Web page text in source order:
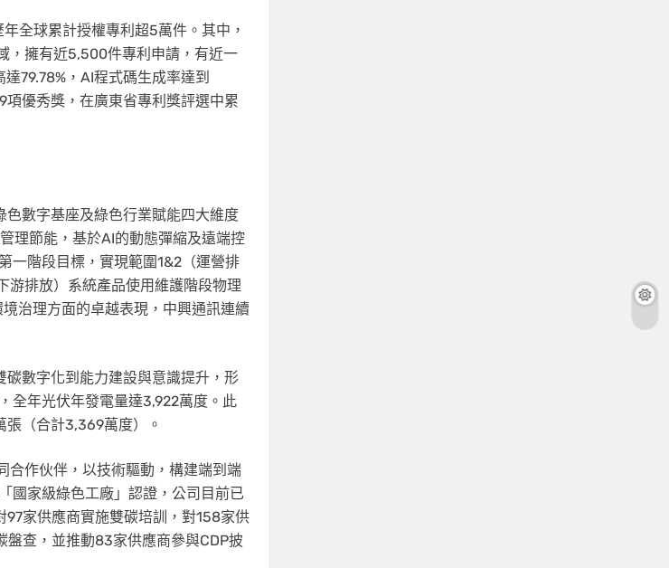
全球累計授權專利超5萬件。其中，
，擁有近5,500件專利申請，有近一
79.78%，AI程式碼生成率達到
優秀獎，在廣東省專利獎評選中累
數字基座及綠色行業賦能四大維度
理節能，基於AI的動態彈縮及遠端控
一階段目標，實現範圍1&2（運營排
游排放）系統產品使用維護階段物理
治理方面的卓越表現，中興通訊連續
數字化到能力建設與意識提升，形
全年光伏年發電量達3,922萬度。此
（合計3,369萬度）。
合作伙伴，以技術驅動，構建端到端
國家級綠色工廠」認證，公司目前已
家供應商實施雙碳培訓，對158家供
查，並推動83家供應商參與CDP披